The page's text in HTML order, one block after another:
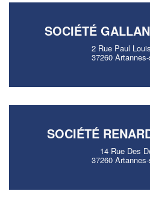
SOCIÉTÉ
2 Rue Paul
37260
SOCIÉTÉ
14 Rue Des
37260